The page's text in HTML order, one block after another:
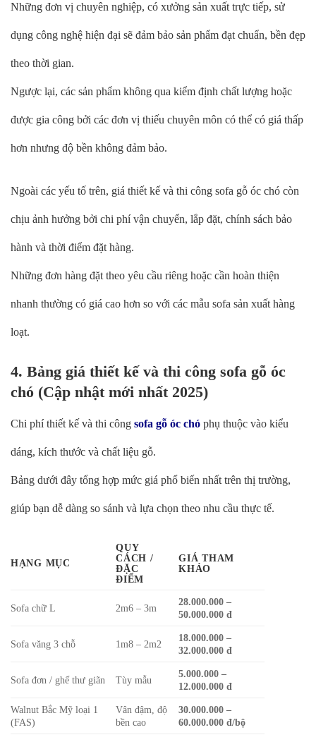
Những đơn vị chuyên nghiệp, có xưởng sản xuất trực tiếp, sử
dụng công nghệ hiện đại sẽ đảm bảo sản phẩm đạt chuẩn, bền đẹp
theo thời gian.
Ngược lại, các sản phẩm không qua kiểm định chất lượng hoặc
được gia công bởi các đơn vị thiếu chuyên môn có thể có giá thấp
hơn nhưng độ bền không đảm bảo.
Ngoài các yếu tố trên, giá thiết kế và thi công sofa gỗ óc chó còn
chịu ảnh hưởng bởi chi phí vận chuyển, lắp đặt, chính sách bảo
hành và thời điểm đặt hàng.
Những đơn hàng đặt theo yêu cầu riêng hoặc cần hoàn thiện
nhanh thường có giá cao hơn so với các mẫu sofa sản xuất hàng
loạt.
4. Bảng giá thiết kế và thi công sofa gỗ óc
chó (Cập nhật mới nhất 2025)
Chi phí thiết kế và thi công sofa gỗ óc chó phụ thuộc vào kiểu
dáng, kích thước và chất liệu gỗ.
Bảng dưới đây tổng hợp mức giá phổ biến nhất trên thị trường,
giúp bạn dễ dàng so sánh và lựa chọn theo nhu cầu thực tế.
HẠNG MỤC
QUY
CÁCH /
ĐẶC
ĐIỂM
GIÁ THAM
KHẢO
Sofa chữ L 2m6 – 3m
28.000.000 –
50.000.000 đ
Sofa văng 3 chỗ 1m8 – 2m2
18.000.000 –
32.000.000 đ
Sofa đơn / ghế thư giãn Tùy mẫu
5.000.000 –
12.000.000 đ
Walnut Bắc Mỹ loại 1
(FAS)
Vân đậm, độ
bền cao
30.000.000 –
60.000.000 đ/bộ